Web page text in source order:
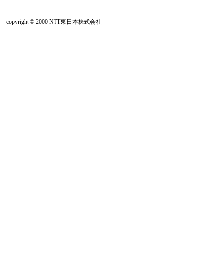
copyright © 2000 NTT東日本株式会社